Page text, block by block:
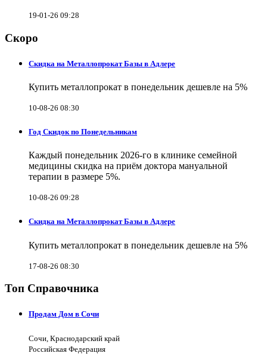
19-01-26 09:28
Скоро
Скидка на Металлопрокат Базы в Адлере
Купить металлопрокат в понедельник дешевле на 5%
10-08-26 08:30
Год Скидок по Понедельникам
Каждый понедельник 2026-го в клинике семейной
медицины скидка на приём доктора мануальной
терапии в размере 5%.
10-08-26 09:28
Скидка на Металлопрокат Базы в Адлере
Купить металлопрокат в понедельник дешевле на 5%
17-08-26 08:30
Топ Справочника
Продам Дом в Сочи
Сочи, Краснодарский край
Российская Федерация